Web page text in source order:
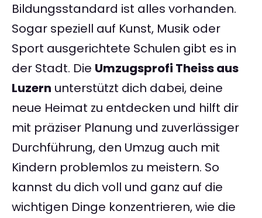
Bildungsstandard ist alles vorhanden.
Sogar speziell auf Kunst, Musik oder
Sport ausgerichtete Schulen gibt es in
der Stadt. Die Umzugsprofi Theiss aus
Luzern unterstützt dich dabei, deine
neue Heimat zu entdecken und hilft dir
mit präziser Planung und zuverlässiger
Durchführung, den Umzug auch mit
Kindern problemlos zu meistern. So
kannst du dich voll und ganz auf die
wichtigen Dinge konzentrieren, wie die